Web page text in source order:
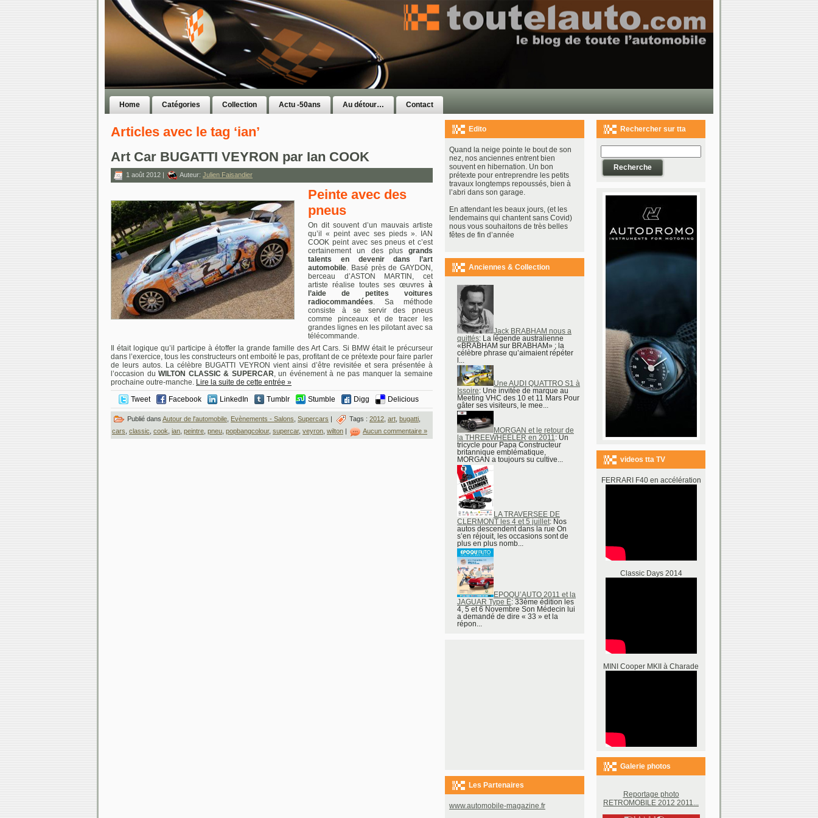
Home Catégories Collection Actu -50ans Au détour… Contact
Articles avec le tag ‘ian’
Art Car BUGATTI VEYRON par Ian COOK
1 août 2012 | Auteur: Julien Faisandier
Peinte avec des
pneus
On dit souvent d’un mauvais artiste
qu’il « peint avec ses pieds ». IAN
COOK peint avec ses pneus et c’est
certainement un des plus grands
talents en devenir dans l’art
automobile . Basé près de GAYDON,
berceau d’ASTON MARTIN, cet
artiste réalise toutes ses œuvres à
l’aide de petites voitures
radiocommandées . Sa méthode
consiste à se servir des pneus
comme pinceaux et de tracer les
grandes lignes en les pilotant avec sa
télécommande.
Il était logique qu’il participe à étoffer la grande famille des Art Cars. Si BMW était le précurseur
dans l’exercice, tous les constructeurs ont emboité le pas, profitant de ce prétexte pour faire parler
de leurs autos. La célèbre BUGATTI VEYRON vient ainsi d’être revisitée et sera présentée à
l’occasion duWILTON CLASSIC & SUPERCAR , un événement à ne pas manquer la semaine
prochaine outre-manche. Lire la suite de cette entrée »
Tweet
Facebook LinkedIn Tumblr Stumble Digg Delicious
Publié dans Autour de l'automobile Evènements - Salons Supercars | Tags : 2012 art bugatti
cars classic cook ian peintre pneu popbangcolour, supercar, veyron wilton | Aucun commentaire »
Edito
Quand la neige pointe le bout de son
nez, nos anciennes entrent bien
souvent en hibernation. Un bon
prétexte pour entreprendre les petits
travaux longtemps repoussés, bien à
l’abri dans son garage.
En attendant les beaux jours, (et les
lendemains qui chantent sans Covid)
nous vous souhaitons de très belles
fêtes de fin d’année
Anciennes & Collection
Jack BRABHAM nous a
quittés: La légende australienne
«BRABHAM sur BRABHAM» ; la
célèbre phrase qu’aimaient répéter
l...
Une AUDI QUATTRO S1 à
Issoire: Une invitée de marque au
Meeting VHC des 10 et 11 Mars Pour
gâter ses visiteurs, le mee...
MORGAN et le retour de
la THREEWHEELER en 2011: Un
tricycle pour Papa Constructeur
britannique emblématique,
MORGAN a toujours su cultive...
LA TRAVERSEE DE
CLERMONT les 4 et 5 juillet: Nos
autos descendent dans la rue On
s’en réjouit, les occasions sont de
plus en plus nomb...
EPOQU’AUTO 2011 et la
JAGUAR Type E: 33ème édition les
4, 5 et 6 Novembre Son Médecin lui
a demandé de dire « 33 » et la
répon...
Les Partenaires
www.automobile-magazine.fr
Rechercher sur tta
videos tta TV
FERRARI F40 en accélération
Classic Days 2014
MINI Cooper MKII à Charade
Galerie photos
Reportage photo
RETROMOBILE 2012 2011...